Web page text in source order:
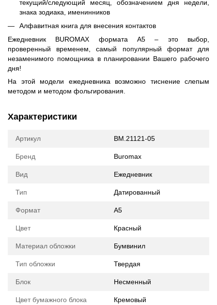
текущий/следующий месяц, обозначением дня недели,
знака зодиака, именинников
Алфавитная книга для внесения контактов
Ежедневник BUROMAX формата А5 – это выбор,
проверенный временем, самый популярный формат для
незаменимого помощника в планировании Вашего рабочего
дня!
На этой модели ежедневника возможно тиснение слепым
методом и методом фольгирования.
Характеристики
Артикул BM.21121-05
Бренд Buromax
Вид Ежедневник
Тип Датированный
Формат А5
Цвет Красный
Материал обложки Бумвинил
Тип обложки Твердая
Блок Несменный
Цвет бумажного блока Кремовый